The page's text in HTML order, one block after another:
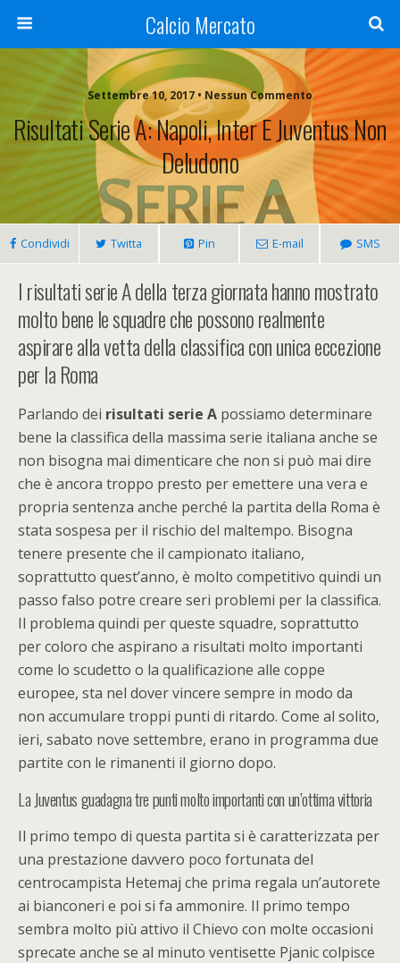
Calcio Mercato
Settembre 10, 2017 • Nessun Commento
Risultati Serie A: Napoli, Inter E Juventus Non
Deludono
Condividi Twitta Pin E-mail SMS
I risultati serie A della terza giornata hanno mostrato
molto bene le squadre che possono realmente
aspirare alla vetta della classifica con unica eccezione
per la Roma
Parlando dei risultati serie A possiamo determinare
bene la classifica della massima serie italiana anche se
non bisogna mai dimenticare che non si può mai dire
che è ancora troppo presto per emettere una vera e
propria sentenza anche perché la partita della Roma è
stata sospesa per il rischio del maltempo. Bisogna
tenere presente che il campionato italiano,
soprattutto quest’anno, è molto competitivo quindi un
passo falso potre creare seri problemi per la classifica.
Il problema quindi per queste squadre, soprattutto
per coloro che aspirano a risultati molto importanti
come lo scudetto o la qualificazione alle coppe
europee, sta nel dover vincere sempre in modo da
non accumulare troppi punti di ritardo. Come al solito,
ieri, sabato nove settembre, erano in programma due
partite con le rimanenti il giorno dopo.
La Juventus guadagna tre punti molto importanti con un’ottima vittoria
Il primo tempo di questa partita si è caratterizzata per
una prestazione davvero poco fortunata del
centrocampista Hetemaj che prima regala un’autorete
ai bianconeri e poi si fa ammonire. Il primo tempo
sembra molto più attivo il Chievo con molte occasioni
sprecate anche se al minuto ventisette Pjanic colpisce